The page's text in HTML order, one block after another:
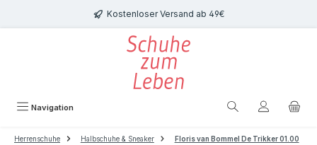
Zum Hauptinhalt springen Kostenloser Versand ab 49€
Navigation
Herrenschuhe Halbschuhe & Sneaker Floris van Bommel De Trikker 01.00